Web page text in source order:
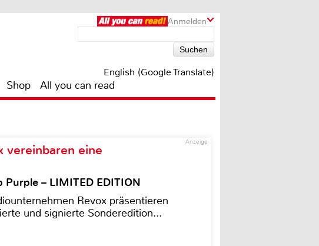
Anmelden
English (Google Translate)
Shop All you can read
Anzeige
vereinbaren eine
– LIMITED EDITION
Revox präsentieren
und signierte Sonderedition...